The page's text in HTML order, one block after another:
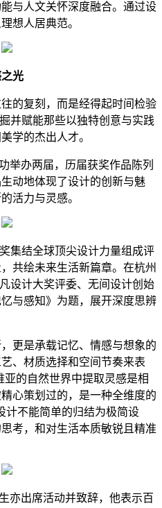
与人文关怀深度融合。通过设
想人居典范。
光
复刻，而是经得起时间检验
并赋能那些以独特创意与实践
学的杰出人才。
办两届，历届获奖作品陈列
动地体现了设计的创新与魅
活力与灵感。
结全球顶尖设计力量组成评
共绘未来生活新篇章。在杭州
设计大奖评委、无间设计创始
与感知》为题，展开深度思辨
是承载记忆、情感与想象的
、材质选择和空间节奏来表
的自然世界中提取灵感是相
心策划过的，是一种全维度的
计不能简单的归结为极简设
考，和对生活本质敏锐且精准
出席活动并致辞，他表示百